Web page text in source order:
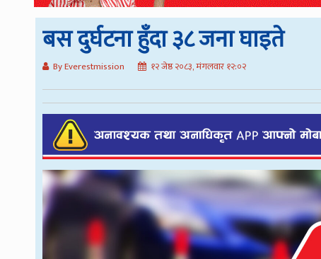
बस दुर्घटना हुँदा ३८ जना घाइते
By Everestmission १२ जेष्ठ २०८३, मंगलवार १२:०२